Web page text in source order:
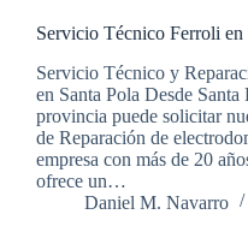
Servicio Técnico Ferroli en
Servicio Técnico y
en Santa Pola Desde Santa
provincia puede solicitar
de Reparación de
empresa con más de 20
ofrece un…
Daniel M. Navarro